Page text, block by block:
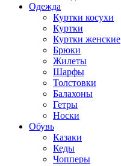
Одежда
Куртки косухи
Куртки
Куртки женские
Брюки
Жилеты
Шарфы
Толстовки
Балахоны
Гетры
Носки
Обувь
Казаки
Кеды
Чопперы